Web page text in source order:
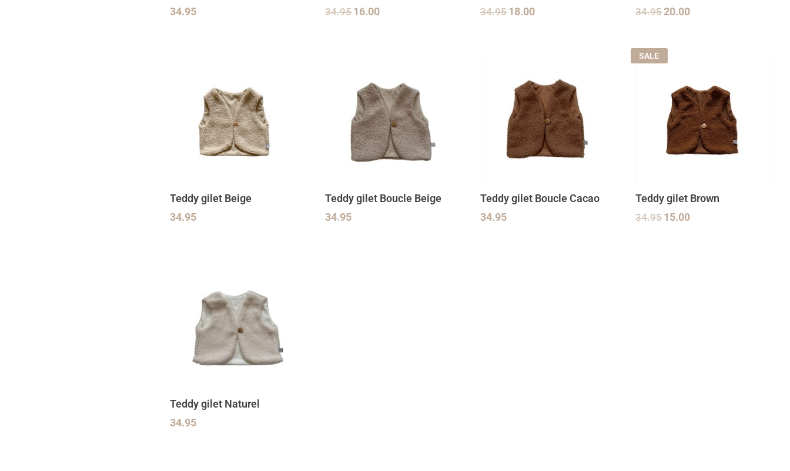
34.95 34.95 16.00 34.95 18.00
34.9520.00
Teddy gilet Beige
34.95
Teddy gilet Boucle Beige
34.95
Teddy gilet Boucle Cacao
34.95
SALE
Teddy gilet Brown
34.95 15.00
Teddy gilet Naturel
34.95